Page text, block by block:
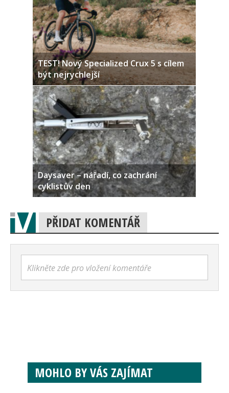
TEST! Nový Specialized Crux 5 s cílem
být nejrychlejší
Daysaver – nářadí, co zachrání
cyklistův den
PŘIDAT KOMENTÁŘ
Klikněte zde pro vložení komentáře
MOHLO BY VÁS ZAJÍMAT